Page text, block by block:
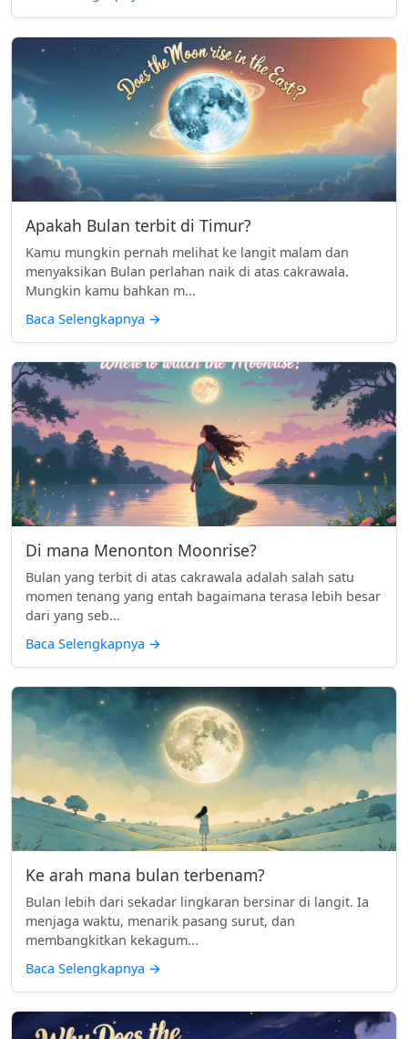
Apakah Bulan terbit di Timur?
Kamu mungkin pernah melihat ke langit malam dan
menyaksikan Bulan perlahan naik di atas cakrawala.
Mungkin kamu bahkan m...
Baca Selengkapnya →
Di mana Menonton Moonrise?
Bulan yang terbit di atas cakrawala adalah salah satu
momen tenang yang entah bagaimana terasa lebih besar
dari yang seb...
Baca Selengkapnya →
Ke arah mana bulan terbenam?
Bulan lebih dari sekadar lingkaran bersinar di langit. Ia
menjaga waktu, menarik pasang surut, dan
membangkitkan kekagum...
Baca Selengkapnya →